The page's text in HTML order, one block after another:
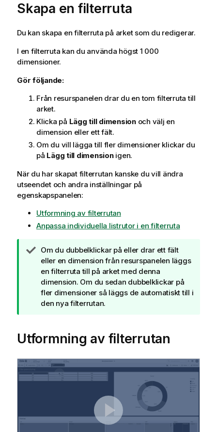
Skapa en filterruta
Du kan skapa en filterruta på arket som du redigerar.
I en filterruta kan du använda högst 1 000
dimensioner.
Gör följande:
Från resurspanelen drar du en tom filterruta till
arket.
Klicka på Lägg till dimensionoch välj en
dimension eller ett fält.
Om du vill lägga till fler dimensioner klickar du
på Lägg till dimensionigen.
När du har skapat filterrutan kanske du vill ändra
utseendet och andra inställningar på
egenskapspanelen:
Utformning av filterrutan
Anpassa individuella listrutor i en filterruta
A
n
t
e
c
k
n
g
o
m
Om du dubbelklickar på eller drar ett fält
eller en dimension från resurspanelen läggs
en filterruta till på arket med denna
dimension. Om du sedan dubbelklickar på
fler dimensioner så läggs de automatiskt till i
den nya filterrutan.
Utformning av filterrutan